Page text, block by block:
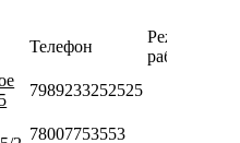
Телефон
Режим
работы
7989233252525
78007753553